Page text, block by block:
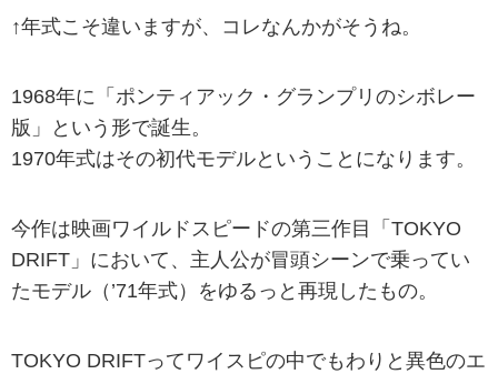
↑年式こそ違いますが、コレなんかがそうね。
1968年に「ポンティアック・グランプリのシボレー
版」という形で誕生。
1970年式はその初代モデルということになります。
今作は映画ワイルドスピードの第三作目「TOKYO
DRIFT」において、主人公が冒頭シーンで乗ってい
たモデル（’71年式）をゆるっと再現したもの。
TOKYO DRIFTってワイスピの中でもわりと異色のエ